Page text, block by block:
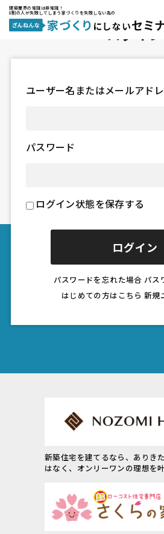
建築業界の常識は非常識！
8割の人が失敗してしまう家づくりを失敗しない為の
ログイン
ユーザー名またはメールアド
パスワード
ログイン状態を保存する
パスワードを忘れた場合パス
はじめての方はこちら新規
新築住宅を建てるなら、ありき
はなく、オンリーワンの理想を叶